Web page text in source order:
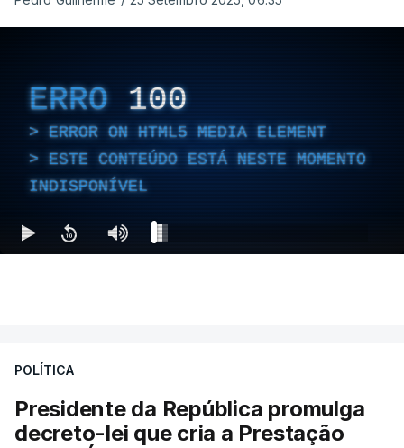
ERRO 100
ERROR ON HTML5 MEDIA ELEMENT
ESTE CONTEÚDO ESTÁ NESTE MOMENTO
INDISPONÍVEL
POLÍTICA
Presidente da República promulga
decreto-lei que cria a Prestação